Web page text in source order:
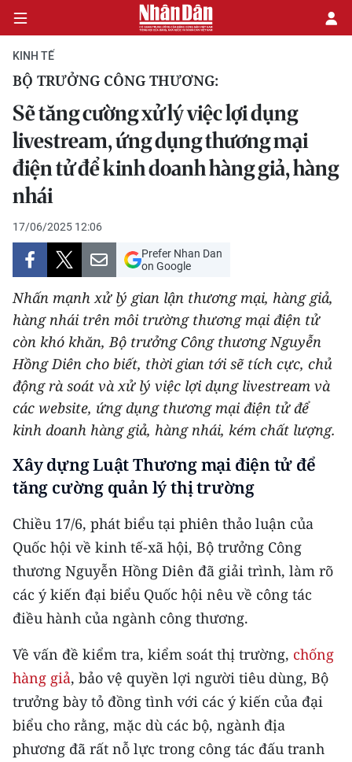
CHÍNH TRỊ
KINH TẾ
VĂN HÓA
XÃ HỘI
PHÁP LUẬT
DU LỊCH
THẾ GIỚI
THỂ THAO
GIÁO DỤC
KHOA HỌC - CÔNG NGHỆ
MÔI TRƯỜNG
BẠN ĐỌC
KIỂM CHỨNG THÔNG TIN
54 DÂN TỘC VIỆT NAM
CHƯƠNG TRÌNH OCOP - MỖI XÃ
MỘT SẢN PHẨM
KINH TẾ
BỘ TRƯỞNG CÔNG THƯƠNG:
Sẽ tăng cường xử lý việc lợi dụng
livestream, ứng dụng thương mại
điện tử để kinh doanh hàng giả, hàng
nhái
17/06/2025 12:06
Prefer Nhan Dan
on Google
Nhấn mạnh xử lý gian lận thương mại, hàng giả,
hàng nhái trên môi trường thương mại điện tử
còn khó khăn, Bộ trưởng Công thương Nguyễn
Hồng Diên cho biết, thời gian tới sẽ tích cực, chủ
động rà soát và xử lý việc lợi dụng livestream và
các website, ứng dụng thương mại điện tử để
kinh doanh hàng giả, hàng nhái, kém chất lượng.
Xây dựng Luật Thương mại điện tử để
tăng cường quản lý thị trường
Chiều 17/6, phát biểu tại phiên thảo luận của
Quốc hội về kinh tế-xã hội, Bộ trưởng Công
thương Nguyễn Hồng Diên đã giải trình, làm rõ
các ý kiến đại biểu Quốc hội nêu về công tác
điều hành của ngành công thương.
Về vấn đề kiểm tra, kiểm soát thị trường, chống
hàng giả, bảo vệ quyền lợi người tiêu dùng, Bộ
trưởng bày tỏ đồng tình với các ý kiến của đại
biểu cho rằng, mặc dù các bộ, ngành địa
phương đã rất nỗ lực trong công tác đấu tranh